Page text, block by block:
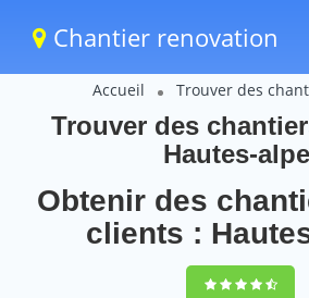
Chantier renovation
Accueil Trouver des
Trouver des
Hautes-
Obtenir des
clients :